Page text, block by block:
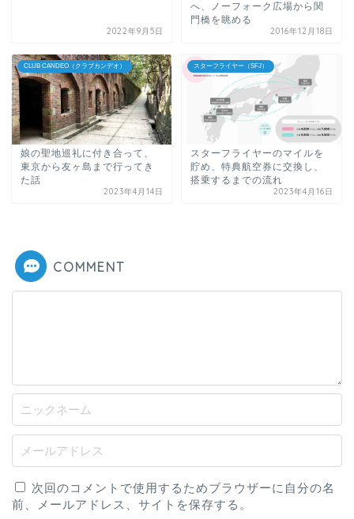
2022年9月5日
へ、ノーフォーク広場から関
門橋を眺める
2016年12月18日
CLUB CANDEO（クラブカンデオ）
娘の聖地巡礼に付き合って、
東京から友ヶ島まで行ってき
た話
2023年4月14日
スターフライヤー（SFJ）
スターフライヤーのマイルを
貯め、特典航空券に交換し、
搭乗するまでの流れ
2023年4月16日
COMMENT
次回のコメントで使用するためブラウザーに自分の名
前、メールアドレス、サイトを保存する。